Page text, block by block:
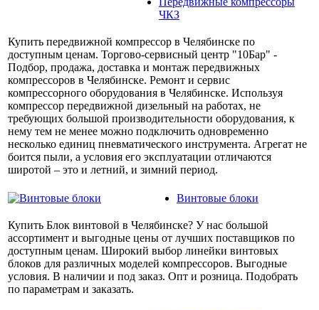
ЧКЗ
Купить передвижной компрессор в Челябинске по
доступным ценам. Торгово-сервисный центр "10Бар" -
Подбор, продажа, доставка и монтаж передвижных
компрессоров в Челябинске. Ремонт и сервис
компрессорного оборудования в Челябинске. Используя
компрессор передвижной дизельный на работах, не
требующих большой производительности оборудования, к
нему тем не менее можно подключить одновременно
несколько единиц пневматического инструмента. Агрегат не
боится пыли, а условия его эксплуатации отличаются
широтой – это и летний, и зимний период.
Винтовые блоки
Купить Блок винтовой в Челябинске? У нас большой
ассортимент и выгодные цены от лучших поставщиков по
доступным ценам. Широкий выбор линейки винтовых
блоков для различных моделей компрессоров. Выгодные
условия. В наличии и под заказ. Опт и розница. Подобрать
по параметрам и заказать.